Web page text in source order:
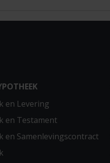
en Levering
en Testament
en Samenlevingscontract